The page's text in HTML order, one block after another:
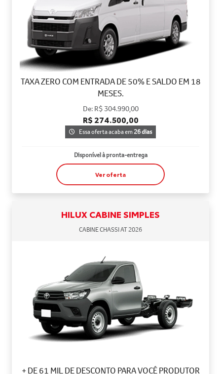
TAXA ZERO COM ENTRADA DE 50% E SALDO EM 18
MESES.
De: R$ 304.990,00
R$ 274.500,00
Essa oferta acaba em26 dias
Disponível à pronta-entrega
Ver oferta
HILUX CABINE SIMPLES
CABINE CHASSI AT 2026
+ DE 61 MIL DE DESCONTO PARA VOCÊ PRODUTOR